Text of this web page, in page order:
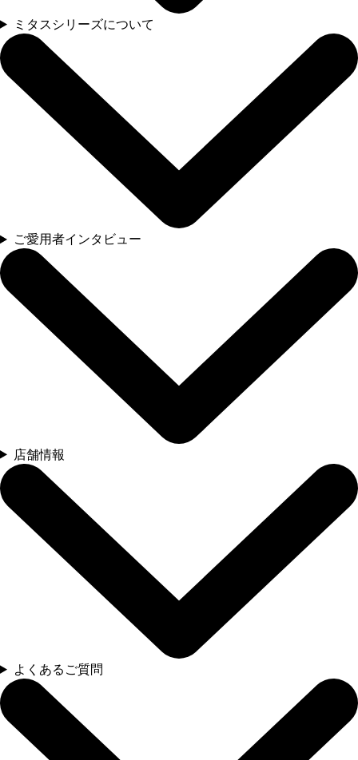
ミタスシリーズについて
ご愛用者インタビュー
店舗情報
よくあるご質問